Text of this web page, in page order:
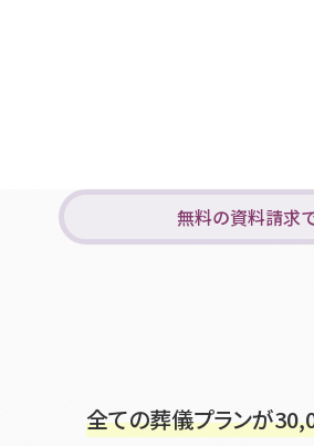
無料の資料請求
全ての葬儀プランが